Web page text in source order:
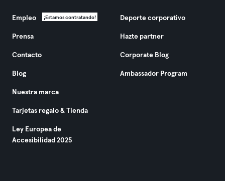
Empleo ¡Estamos contratando!
Prensa
Contacto
Blog
Nuestra marca
Tarjetas regalo & Tienda
Ley Europea de
Accesibilidad 2025
Deporte corporativo
Hazte partner
Corporate Blog
Ambassador Program